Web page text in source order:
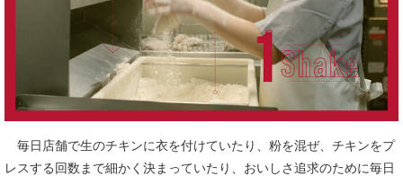
毎日店舗で生のチキンに衣を付けていたり、粉を混ぜ、チキンをプ
レスする回数まで細かく決まっていたり、おいしさ追求のために毎日